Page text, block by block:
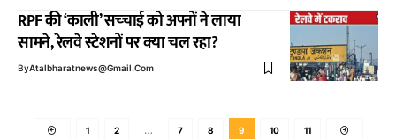
RPF की ‘काली’ सच्‍चाई को अपनों ने लाया
सामने, रेलवे स्‍टेशनों पर क्‍या चल रहा?
ByAtalbharatnews@gmail.com
1 2 … 7 8 9 10 11